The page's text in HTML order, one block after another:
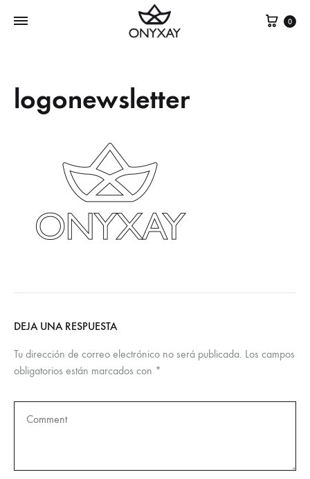
Cesta
0
logonewsletter
DEJA UNA RESPUESTA
Tu dirección de correo electrónico no será publicada. Los campos
obligatorios están marcados con *